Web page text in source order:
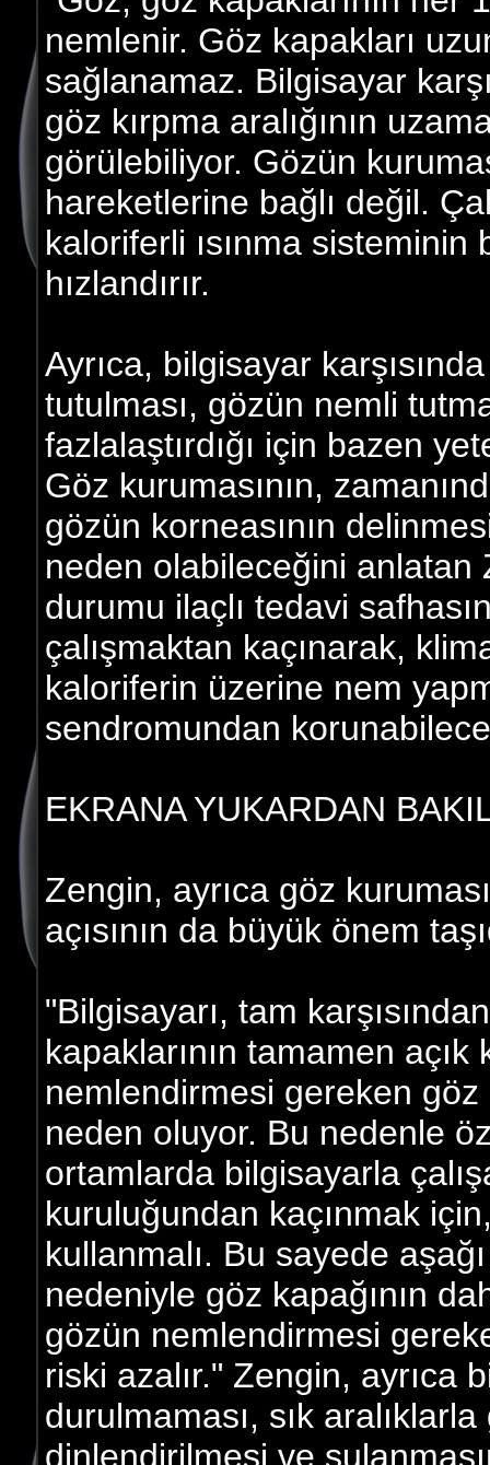
nemlenir. Göz kapakları
sağlanamaz. Bilgisayar
göz kırpma aralığının
görülebiliyor. Gözün
hareketlerine bağlı değil.
kaloriferli ısınma sisteminin
hızlandırır.
Ayrıca, bilgisayar
tutulması, gözün nemli
fazlalaştırdığı için bazen
Göz kurumasının,
gözün korneasının
neden olabileceğini anlatan
durumu ilaçlı tedavi
çalışmaktan kaçınarak,
kaloriferin üzerine nem
sendromundan
EKRANA YUKARDAN
Zengin, ayrıca göz
açısının da büyük önem
"Bilgisayarı, tam
kapaklarının tamamen
nemlendirmesi gereken göz
neden oluyor. Bu nedenle
ortamlarda bilgisayarla
kuruluğundan kaçınmak
kullanmalı. Bu sayede
nedeniyle göz kapağının
gözün nemlendirmesi
riski azalır." Zengin, ayrıca
durulmaması, sık
dinlendirilmesi ve